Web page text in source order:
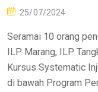
25/07/2024
Seramai 10 orang
ILP Marang, ILP
Kursus Systematic
di bawah Program